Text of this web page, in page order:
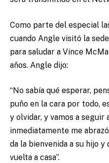
Como parte del especial
cuando Angle visitó la
para saludar a Vince
años. Angle dijo:
“No sabía qué esperar,
puño en la cara por todo,
y olvidar, y vamos a seguir
inmediatamente me
da la bienvenida a su hijo
vuelta a casa”.